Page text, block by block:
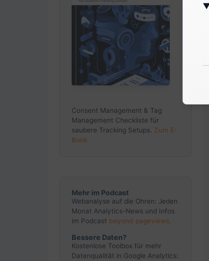
Consent Management & Tag
Management Checkliste für
saubere Tracking Setups. Zum E-
Book
Mehr im Podcast
Webanalyse auf die Ohren: Jeden
Monat Analytics-News und Infos
im Podcast beyond pageviews
Bessere Daten?
Kostenlose Toolbox für mehr
Datenqualität in Google Analytics: